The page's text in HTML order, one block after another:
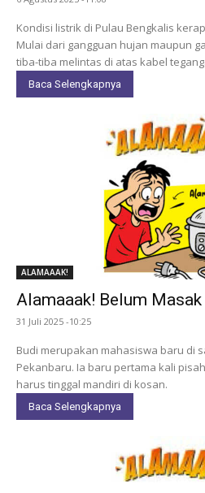
Kondisi listrik di Pulau Bengkalis
Mulai dari gangguan hujan maupun
tiba-tiba melintas di atas kabel
Baca Selengkapnya
ALAMAAAK!
Alamaaak! Belum Masak
31 Juli 2025 -10:25
Budi merupakan mahasiswa baru di
Pekanbaru. Ia baru pertama kali
harus tinggal mandiri di kosan.
Baca Selengkapnya